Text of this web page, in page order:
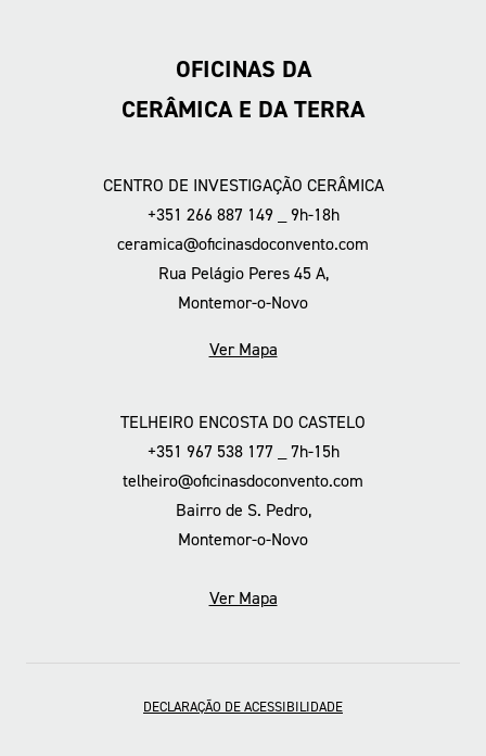
OFICINAS DA
CERÂMICA E DA TERRA
CENTRO DE INVESTIGAÇÃO CERÂMICA
+351 266 887 149 _ 9h-18h
ceramica@oficinasdoconvento.com
Rua Pelágio Peres 45 A,
Montemor-o-Novo
Ver Mapa
TELHEIRO ENCOSTA DO CASTELO
+351 967 538 177 _ 7h-15h
telheiro@oficinasdoconvento.com
Bairro de S. Pedro,
Montemor-o-Novo
Ver Mapa
DECLARAÇÃO DE ACESSIBILIDADE